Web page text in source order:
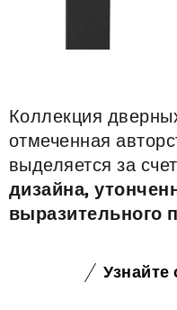
Коллекция
отмеченная
выделяется за счет
дизайна,
выразительного
Узнайте